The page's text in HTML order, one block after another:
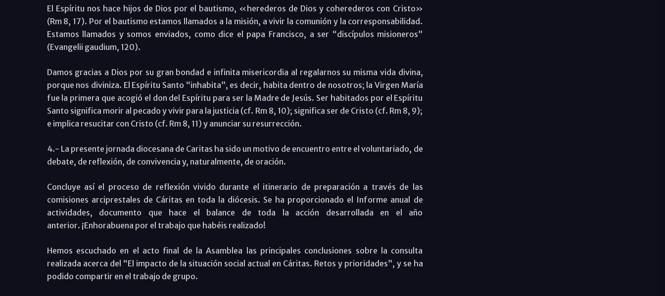
El Espíritu nos hace hijos de Dios por el bautismo, «herederos de Dios y coherederos con Cristo»
(Rm 8, 17). Por el bautismo estamos llamados a la misión, a vivir la comunión y la corresponsabilidad.
Estamos llamados y somos enviados, como dice el papa Francisco, a ser “discípulos misioneros”
(Evangelii gaudium, 120).
Damos gracias a Dios por su gran bondad e infinita misericordia al regalarnos su misma vida divina,
porque nos diviniza. El Espíritu Santo “inhabita”, es decir, habita dentro de nosotros; la Virgen María
fue la primera que acogió el don del Espíritu para ser la Madre de Jesús. Ser habitados por el Espíritu
Santo significa morir al pecado y vivir para la justicia (cf. Rm 8, 10); significa ser de Cristo (cf. Rm 8, 9);
e implica resucitar con Cristo (cf. Rm 8, 11) y anunciar su resurrección.
4.- La presente jornada diocesana de Caritas ha sido un motivo de encuentro entre el voluntariado, de
debate, de reflexión, de convivencia y, naturalmente, de oración.
Concluye así el proceso de reflexión vivido durante el itinerario de preparación a través de las
comisiones arciprestales de Cáritas en toda la diócesis. Se ha proporcionado el Informe anual de
actividades, documento que hace el balance de toda la acción desarrollada en el año
anterior. ¡Enhorabuena por el trabajo que habéis realizado!
Hemos escuchado en el acto final de la Asamblea las principales conclusiones sobre la consulta
realizada acerca del “El impacto de la situación social actual en Cáritas. Retos y prioridades”, y se ha
podido compartir en el trabajo de grupo.